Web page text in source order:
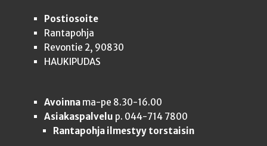
Postiosoite
Rantapohja
Revontie 2, 90830
HAUKIPUDAS
Avoinnama-pe 8.30-16.00
Asiakaspalvelu p. 044-714 7800
Rantapohja ilmestyy torstaisin